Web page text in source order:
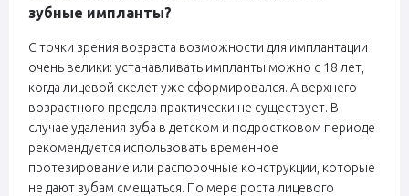
зубные импланты?
С точки зрения возраста возможности для имплантации
очень велики: устанавливать импланты можно с 18 лет,
когда лицевой скелет уже сформировался. А верхнего
возрастного предела практически не существует. В
случае удаления зуба в детском и подростковом периоде
рекомендуется использовать временное
протезирование или распорочные конструкции, которые
не дают зубам смещаться. По мере роста лицевого